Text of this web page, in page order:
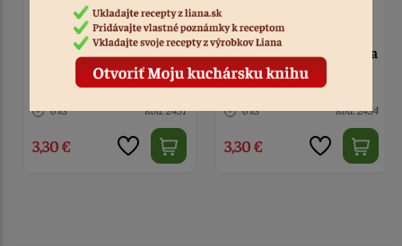
Aróma v prášku -
mandľa 10g
6 ks Kód: 2431
3,30 €
Aróma v prášku - vanilka
10g
6 ks Kód: 2434
3,30 €